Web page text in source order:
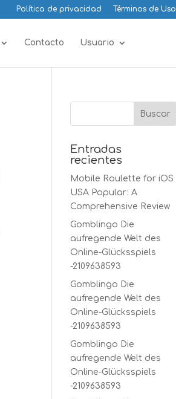
Política de privacidad Términos de Uso
Contacto Usuario
Entradas
recientes
Mobile Roulette for iOS
USA Popular: A
Comprehensive Review
Gomblingo Die
aufregende Welt des
Online-Glücksspiels
-2109638593
Gomblingo Die
aufregende Welt des
Online-Glücksspiels
-2109638593
Gomblingo Die
aufregende Welt des
Online-Glücksspiels
-2109638593